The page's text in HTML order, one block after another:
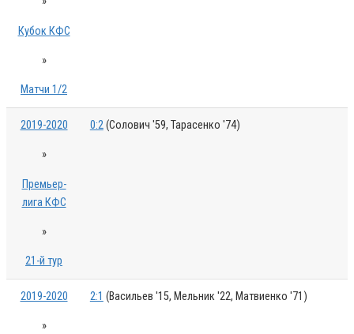
Кубок КФС
»
Матчи 1/2
2019-2020
»
Премьер-
лига КФС
»
21-й тур
0:2(Солович '59, Тарасенко '74)
2019-2020
»
2:1 (Васильев '15, Мельник '22, Матвиенко '71)